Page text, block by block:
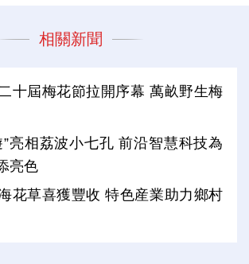
相關新聞
十屆梅花節拉開序幕 萬畝野生梅
”亮相荔波小七孔 前沿智慧科技為
亮色
花草喜獲豐收 特色産業助力鄉村